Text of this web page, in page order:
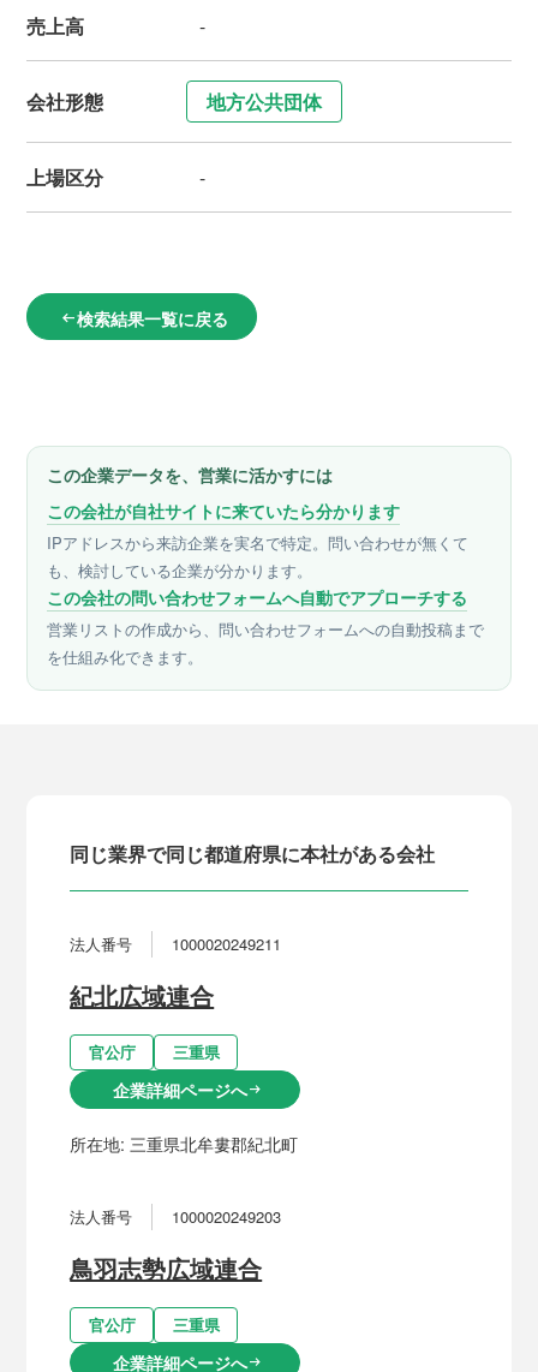
売上高 -
会社形態 地方公共団体
上場区分 -
arrow_left_alt検索結果一覧に戻る
この企業データを、営業に活かすには
この会社が自社サイトに来ていたら分かります
IPアドレスから来訪企業を実名で特定。問い合わせが無くて
も、検討している企業が分かります。
この会社の問い合わせフォームへ自動でアプローチする
営業リストの作成から、問い合わせフォームへの自動投稿まで
を仕組み化できます。
同じ業界で同じ都道府県に本社がある会社
法人番号 1000020249211
紀北広域連合
官公庁 三重県
企業詳細ページへarrow_right_alt
所在地: 三重県北牟婁郡紀北町
法人番号 1000020249203
鳥羽志勢広域連合
官公庁 三重県
企業詳細ページへarrow_right_alt